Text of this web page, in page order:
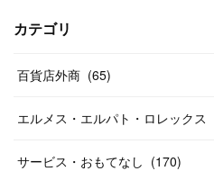
(17
(12)
(13
(14)
(29
(24)
(26
(26
(20)
(14
(46
(55
(38)
(20
(31
(33
(46)
(20
カテゴリ
百貨店外商 (65)
エルメス・エルパト・ロレックス
サービス・おもてなし (170)